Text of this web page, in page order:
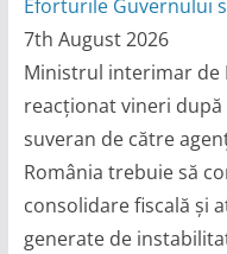
Eforturile Guvernului
7th August 2026
Ministrul interimar de
reacționat vineri
suveran de către
România trebuie să
consolidare fiscală și
generate de